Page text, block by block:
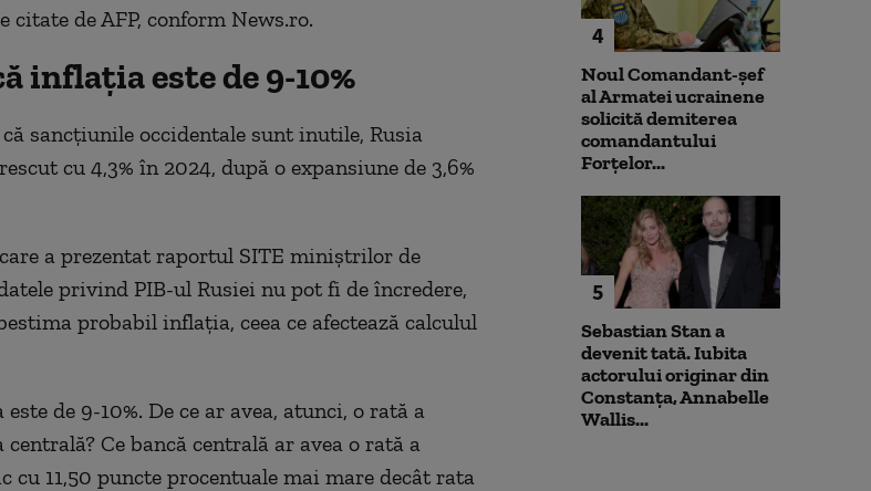
de AFP, conform News.ro.
inflația este de 9-10%
sancțiunile occidentale sunt inutile, Rusia
cu 4,3% în 2024, după o expansiune de 3,6%
a prezentat raportul SITE miniștrilor de
privind PIB-ul Rusiei nu pot fi de încredere,
probabil inflația, ceea ce afectează calculul
de 9-10%. De ce ar avea, atunci, o rată a
centrală? Ce bancă centrală ar avea o rată a
cu 11,50 puncte procentuale mai mare decât rata
4
Noul Comandant-șef
al Armatei ucrainene
solicită demiterea
comandantului
Forțelor...
5
Sebastian Stan a
devenit tată. Iubita
actorului originar din
Constanța, Annabelle
Wallis...